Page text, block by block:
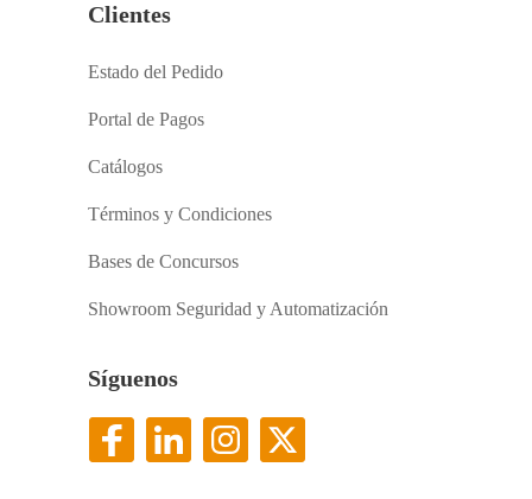
Clientes
Estado del Pedido
Portal de Pagos
Catálogos
Términos y Condiciones
Bases de Concursos
Showroom Seguridad y Automatización
Síguenos